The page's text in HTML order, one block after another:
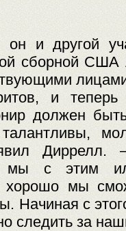
и другой
сборной
и
должен
мы с этим
хорошо мы
Начиная с
следить за